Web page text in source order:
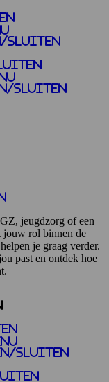
sluiten
sluiten
jeugdzorg of een
jouw rol binnen de
je graag verder.
past en ontdek hoe
sluiten